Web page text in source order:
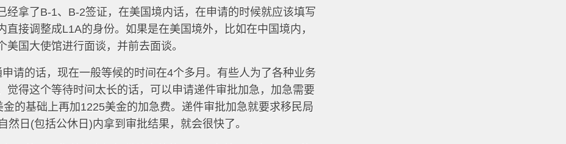
经拿了B-1、B-2签证，在美国境内话，在申请的时候就应该填写
直接调整成L1A的身份。如果是在美国境外，比如在中国境内，
国大使馆进行面谈，并前去面谈。
请的话，现在一般等候的时间在4个多月。有些人为了各种业务
觉得这个等待时间太长的话，可以申请递件审批加急，加急需要
的基础上再加1225美金的加急费。递件审批加急就要求移民局
然日(包括公休日)内拿到审批结果，就会很快了。